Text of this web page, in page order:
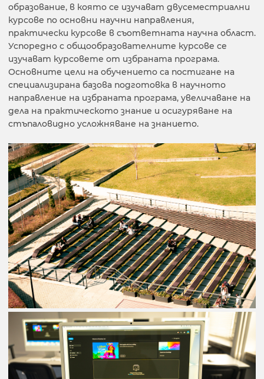
образование, в която се изучават двусеместриални
курсове по основни научни направления,
практически курсове в съответната научна област.
Успоредно с общообразователните курсове се
изучават курсовете от избраната програма.
Основните цели на обучението са постигане на
специализирана базова подготовка в научното
направление на избраната програма, увеличаване на
дела на практическото знание и осигуряване на
стъпаловидно усложняване на знанието.